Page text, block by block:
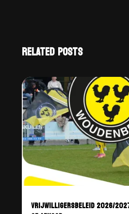
RELATED POSTS
VRIJWILLIGERSBELEID 2026/